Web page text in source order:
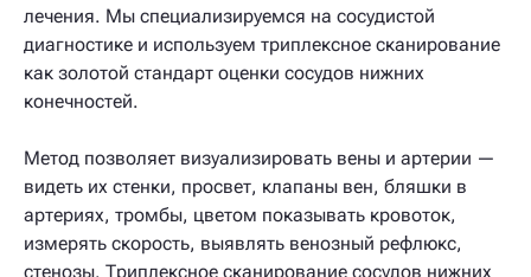
лечения. Мы специализируемся на сосудистой
диагностике и используем триплексное сканирование
как золотой стандарт оценки сосудов нижних
конечностей.
Метод позволяет визуализировать вены и артерии —
видеть их стенки, просвет, клапаны вен, бляшки в
артериях, тромбы, цветом показывать кровоток,
измерять скорость, выявлять венозный рефлюкс,
стенозы. Триплексное сканирование сосудов нижних